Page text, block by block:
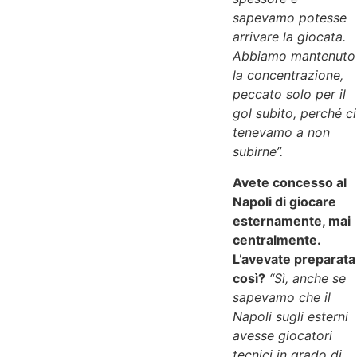
sapevamo potesse
arrivare la giocata.
Abbiamo mantenuto
la concentrazione,
peccato solo per il
gol subito, perché ci
tenevamo a non
subirne”.
Avete concesso al
Napoli di giocare
esternamente, mai
centralmente.
L’avevate preparata
così? “Sì, anche se
sapevamo che il
Napoli sugli esterni
avesse giocatori